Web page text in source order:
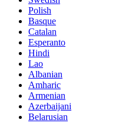
Polish
Basque
Catalan
Esperanto
Hindi
Lao
Albanian
Amharic
Armenian
Azerbaijani
Belarusian